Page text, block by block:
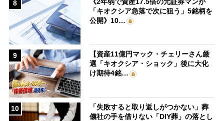
8
「キオクシア急落で次に狙う」5銘柄を
公開》10…
9
【資産11億円マック・チェリーさん厳
選「キオクシア・ショック」後に大化
け期待4銘…
10
「失敗すると取り返しがつかない」葬
儀社の手を借りない「DIY葬」の落とし